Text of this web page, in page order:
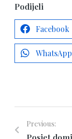
Podijeli
Facebook
WhatsApp
Previous: